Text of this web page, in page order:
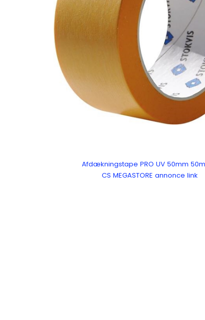
Afdækningstape PRO UV 50mm
CS MEGASTORE annonce link